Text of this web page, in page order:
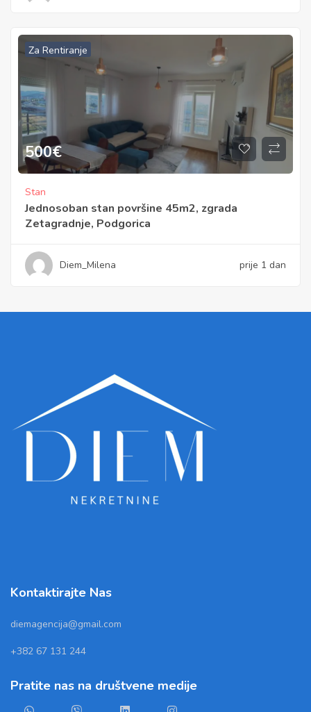
Za Rentiranje
500€
Stan
Jednosoban stan površine 45m2, zgrada
Zetagradnje, Podgorica
Diem_Milena prije 1 dan
Kontaktirajte Nas
diemagencija@gmail.com
+382 67 131 244
Pratite nas na društvene medije